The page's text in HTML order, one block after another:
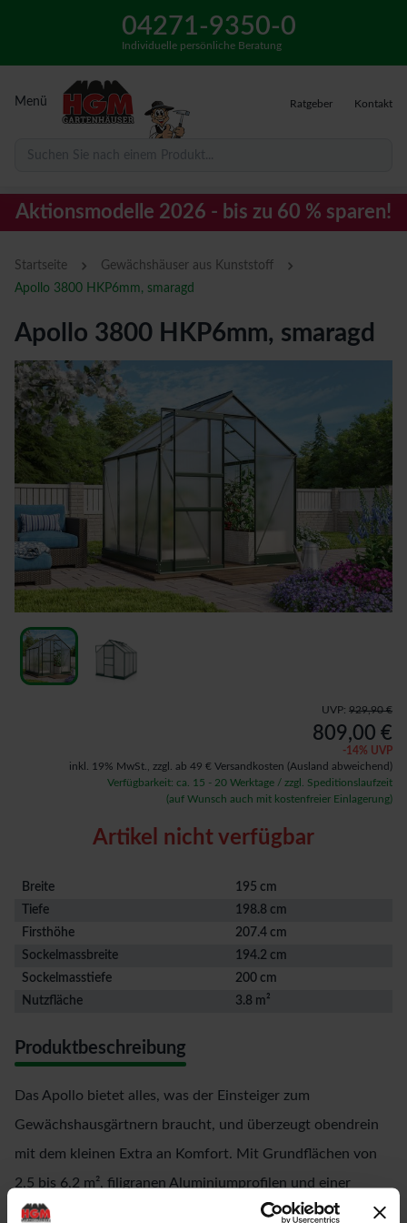
04271-9350-0
Individuelle persönliche Beratung
Menü Ratgeber Kontakt
Suchen Sie nach einem Produkt...
Aktionsmodelle 2026 - bis zu 60 % sparen!
Startseite › Gewächshäuser aus Kunststoff ›
Apollo 3800 HKP6mm, smaragd
Apollo 3800 HKP6mm, smaragd
UVP: 929,90 €
809,00 €
-14% UVP
inkl. 19% MwSt., zzgl. ab 49 € Versandkosten (Ausland abweichend)
Verfügbarkeit: ca. 15 - 20 Werktage / zzgl. Speditionslaufzeit
(auf Wunsch auch mit kostenfreier Einlagerung)
Artikel nicht verfügbar
Breite
195 cm
Tiefe
198.8 cm
Firsthöhe
207.4 cm
Sockelmassbreite
194.2 cm
Sockelmasstiefe
200 cm
Nutzfläche
3.8 m²
Produktbeschreibung
Das Apollo bietet alles, was der Einsteiger zum
Gewächshausgärtnern braucht, und überzeugt obendrein
mit dem kleinen Extra an Komfort. Mit Grundflächen von
2,5 bis 6,2 m², filigranen Aluminiumprofilen und einer
Eindeckung mit Hohlkammerplatten (HKP) ebnet unser